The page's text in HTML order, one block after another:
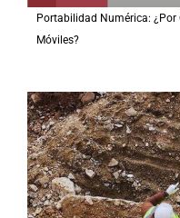
Portabilidad Numérica: ¿Por
Móviles?